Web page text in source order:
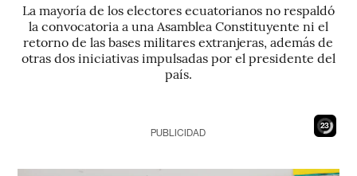
La mayoría de los electores ecuatorianos no respaldó
la convocatoria a una Asamblea Constituyente ni el
retorno de las bases militares extranjeras, además de
otras dos iniciativas impulsadas por el presidente del
país.
21
PUBLICIDAD